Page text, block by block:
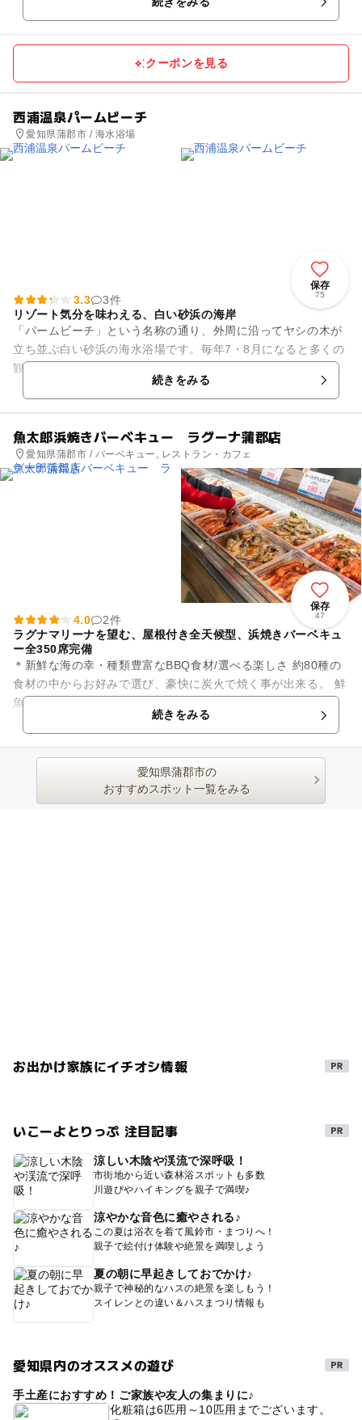
しみながら入浴できます。海...
クーポンを見る
西浦温泉パームビーチ
愛知県蒲郡市 / 海水浴場
保存
75
3.3
3件
リゾート気分を味わえる、白い砂浜の海岸
「パームビーチ」という名称の通り、外周に沿ってヤシの木が
立ち並ぶ白い砂浜の海水浴場です。毎年7・8月になると多くの
観光客でにぎわい、まるでリゾート地のような雰囲気。毎年シ
ーズン中に開催される夏祭...続きをみる
魚太郎浜焼きバーベキュー ラグーナ蒲郡店
愛知県蒲郡市 / バーベキュー, レストラン・カフェ
保存
47
4.0
2件
ラグナマリーナを望む、屋根付き全天候型、浜焼きバーベキュ
ー全350席完備
＊新鮮な海の幸・種類豊富なBBQ食材/選べる楽しさ 約80種の
食材の中からお好みで選び、豪快に炭火で焼く事が出来る。 鮮
魚市場に並ぶ約400種の海産物も浜焼きバーベキューで味わう
続きをみる
愛知県蒲郡市の
おすすめスポット一覧をみる
お出かけ家族にイチオシ情報
いこーよとりっぷ 注目記事
涼しい木陰や渓流で深呼吸！
市街地から近い森林浴スポットも多数
川遊びやハイキングを親子で満喫♪
涼やかな音色に癒やされる♪
この夏は浴衣を着て風鈴市・まつりへ！
親子で絵付け体験や絶景を満喫しよう
夏の朝に早起きしておでかけ♪
親子で神秘的なハスの絶景を楽しもう！
スイレンとの違い＆ハスまつり情報も
愛知県内のオススメの遊び
手土産におすすめ！ご家族や友人の集まりに♪
化粧箱は6匹用～10匹用までございます。